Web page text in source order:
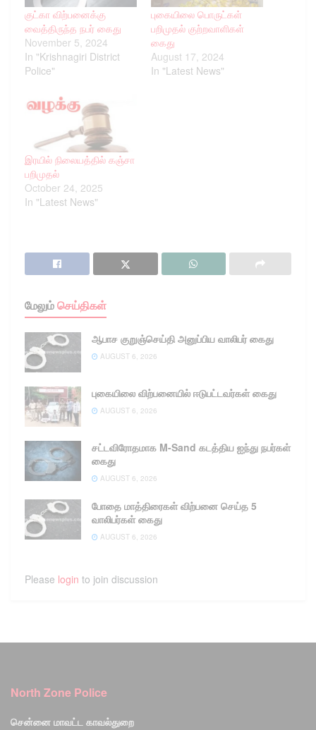
குட்கா விற்பனைக்கு
வைத்திருந்த நபர் கைது
November 5, 2024
In "Krishnagiri District
Police"
புகையிலை பொருட்கள்
பறிமுதல் குற்றவாளிகள்
கைது
August 17, 2024
In "Latest News"
இரயில் நிலையத்தில் கஞ்சா
பறிமுதல்
October 24, 2025
In "Latest News"
மேலும்செய்திகள்
ஆபாச குறுஞ்செய்தி அனுப்பிய வாலிபர் கைது
AUGUST 6, 2026
புகையிலை விற்பனையில் ஈடுபட்டவர்கள் கைது
AUGUST 6, 2026
சட்டவிரோதமாக M-Sand கடத்திய ஐந்து நபர்கள்
கைது
AUGUST 6, 2026
போதை மாத்திரைகள் விற்பனை செய்த 5
வாலிபர்கள் கைது
AUGUST 6, 2026
Please login to join discussion
North Zone Police
சென்னை மாவட்ட காவல்துறை